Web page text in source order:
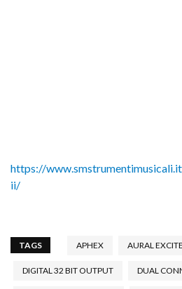
https://
ii/
TAGS APHEX AURAL
DIGITAL 32 BIT OUTPUT DUAL